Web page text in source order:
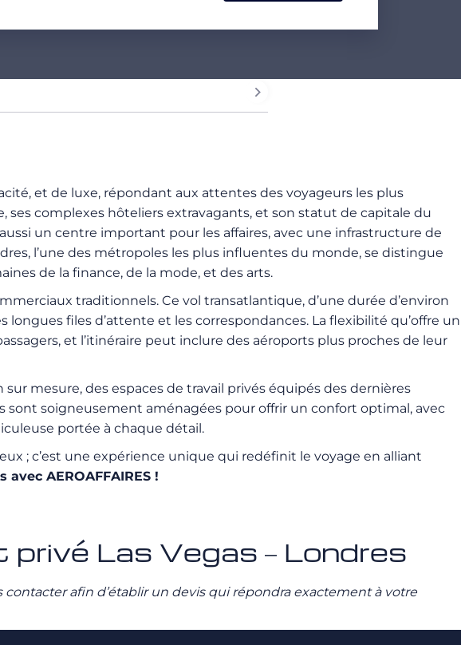
et de luxe, répondant aux attentes des voyageurs les plus
ses complexes hôteliers extravagants, et son statut de capitale du
un centre important pour les affaires, avec une infrastructure de
l’une des métropoles les plus influentes du monde, se distingue
de la finance, de la mode, et des arts.
traditionnels. Ce vol transatlantique, d’une durée d’environ
files d’attente et les correspondances. La flexibilité qu’offre un
et l’itinéraire peut inclure des aéroports plus proches de leur
mesure, des espaces de travail privés équipés des dernières
soigneusement aménagées pour offrir un confort optimal, avec
portée à chaque détail.
; c’est une expérience unique qui redéfinit le voyage en alliant
AEROAFFAIRES !
Las Vegas – Londres
afin d’établir un devis qui répondra exactement à votre